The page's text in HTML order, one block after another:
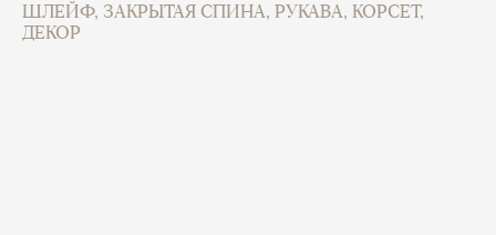
ШЛЕЙФ, ЗАКРЫТАЯ СПИНА, РУКАВА, КОРСЕТ,
ДЕКОР